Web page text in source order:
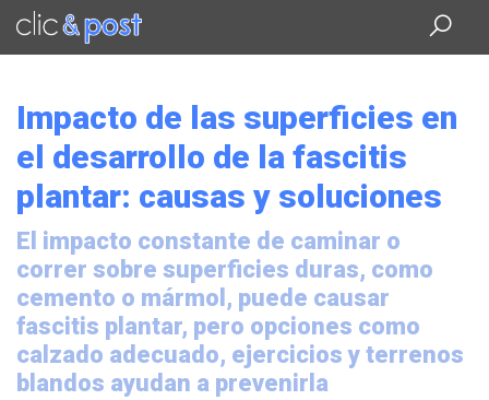
Saltar
contenido
Impacto de las superficies en
el desarrollo de la fascitis
plantar: causas y soluciones
El impacto constante de caminar o
correr sobre superficies duras, como
cemento o mármol, puede causar
fascitis plantar, pero opciones como
calzado adecuado, ejercicios y terrenos
blandos ayudan a prevenirla